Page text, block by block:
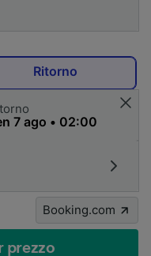
Ritorno
Booking.com
prezzo